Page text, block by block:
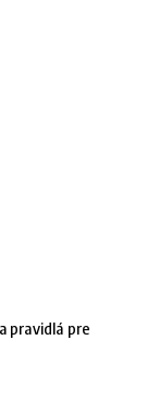
pravidlá pre